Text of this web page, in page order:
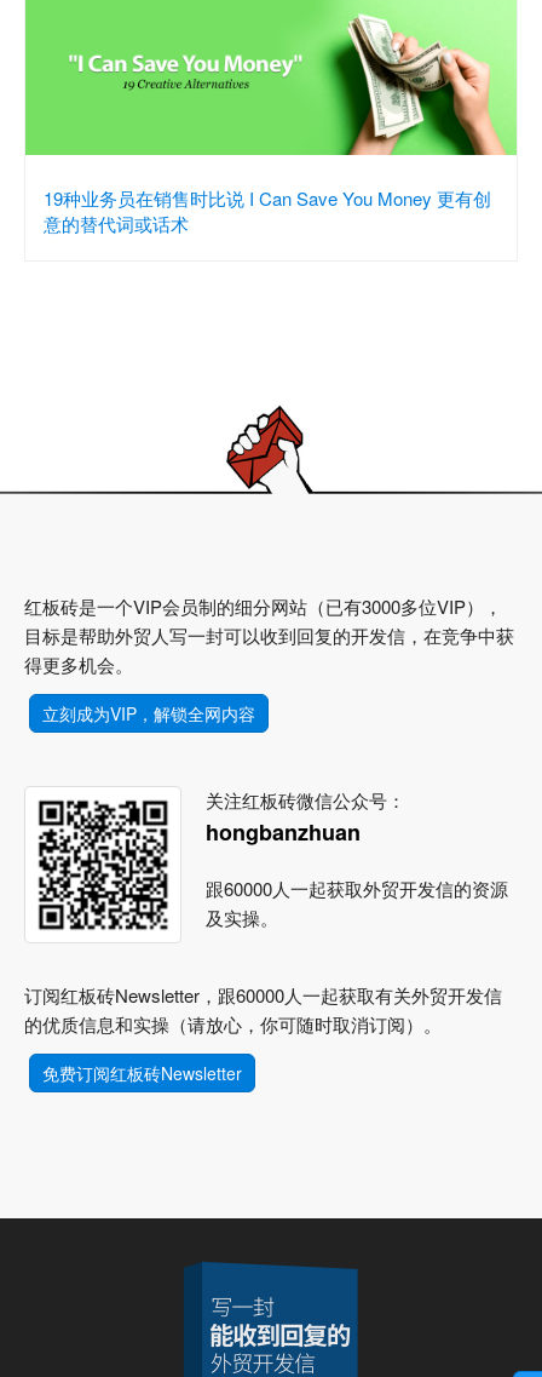
19种业务员在销售时比说 I Can Save You Money 更有创
意的替代词或话术
红板砖是一个VIP会员制的细分网站（已有3000多位VIP），
目标是帮助外贸人写一封可以收到回复的开发信，在竞争中获
得更多机会。
立刻成为VIP，解锁全网内容
关注红板砖微信公众号：
hongbanzhuan
跟60000人一起获取外贸开发信的资源
及实操。
订阅红板砖Newsletter，跟60000人一起获取有关外贸开发信
的优质信息和实操（请放心，你可随时取消订阅）。
免费订阅红板砖Newsletter